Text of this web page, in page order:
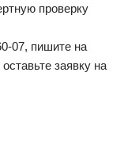
проверку
07, пишите на
заявку на